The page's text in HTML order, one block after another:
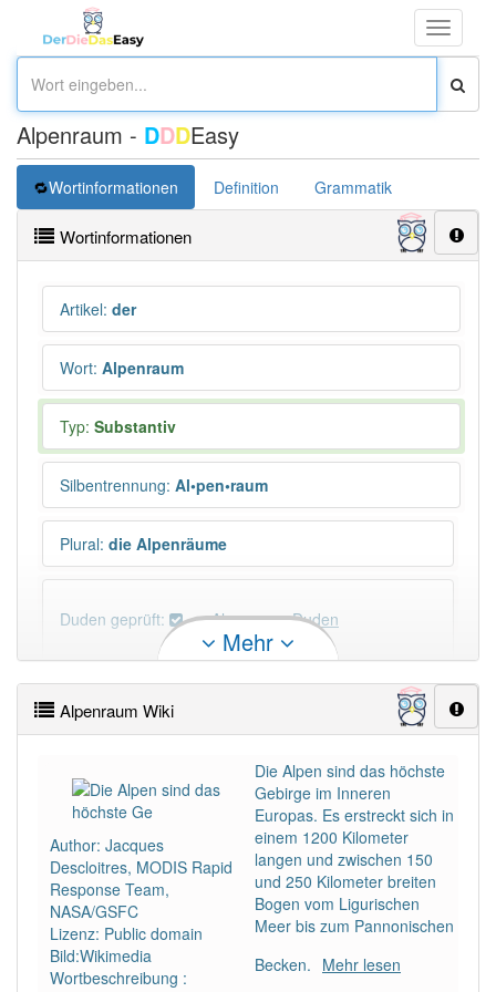
Toggle
Alpenraum - DDDEasy
Wortinformationen Definition Grammatik
Wortinformationen
Artikel: der
Wort: Alpenraum
Typ: Substantiv
Silbentrennung: Al•pen•raum
Plural: die Alpenräume
Duden geprüft: Alpenraum Duden
×
Das Wort Alpenraum ist eine Ausnahme.
Artikel:
das
DER:505Ausnahmen Beispiele
DIE:22Ausnahmen
Beispiele
DAS:1 814
Mehr
Alpenraum Wiki
Author: Jacques
Descloitres, MODIS Rapid
Response Team,
NASA/GSFC
Lizenz: Public domain
Bild:Wikimedia
Wortbeschreibung :
Die Alpen sind das höchste
Gebirge im Inneren
Europas. Es erstreckt sich in
einem 1200 Kilometer
langen und zwischen 150
und 250 Kilometer breiten
Bogen vom Ligurischen
Meer bis zum Pannonischen
Becken. Mehr lesen